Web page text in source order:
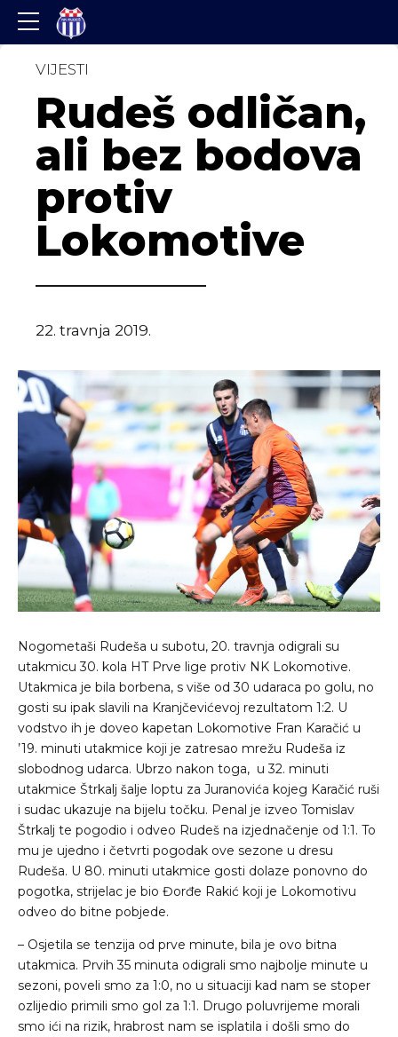
VIJESTI
Rudeš odličan,
ali bez bodova
protiv
Lokomotive
22. travnja 2019.
Nogometaši Rudeša u subotu, 20. travnja odigrali su
utakmicu 30. kola HT Prve lige protiv NK Lokomotive.
Utakmica je bila borbena, s više od 30 udaraca po golu, no
gosti su ipak slavili na Kranjčevićevoj rezultatom 1:2. U
vodstvo ih je doveo kapetan Lokomotive Fran Karačić u
’19. minuti utakmice koji je zatresao mrežu Rudeša iz
slobodnog udarca. Ubrzo nakon toga, u 32. minuti
utakmice Štrkalj šalje loptu za Juranovića kojeg Karačić ruši
i sudac ukazuje na bijelu točku. Penal je izveo Tomislav
Štrkalj te pogodio i odveo Rudeš na izjednačenje od 1:1. To
mu je ujedno i četvrti pogodak ove sezone u dresu
Rudeša. U 80. minuti utakmice gosti dolaze ponovno do
pogotka, strijelac je bio Đorđe Rakić koji je Lokomotivu
odveo do bitne pobjede.
– Osjetila se tenzija od prve minute, bila je ovo bitna
utakmica. Prvih 35 minuta odigrali smo najbolje minute u
sezoni, poveli smo za 1:0, no u situaciji kad nam se stoper
ozlijedio primili smo gol za 1:1. Drugo poluvrijeme morali
smo ići na rizik, hrabrost nam se isplatila i došli smo do